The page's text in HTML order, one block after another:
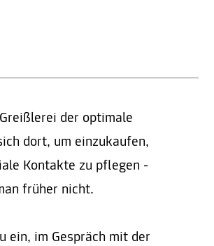
der optimale
dort, um einzukaufen,
Kontakte zu pflegen -
früher nicht.
ein, im Gespräch mit der